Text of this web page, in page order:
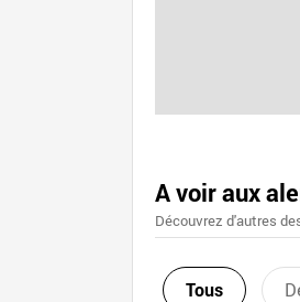
A voir aux
Découvrez d'autres
Tous